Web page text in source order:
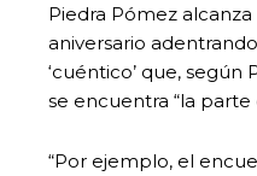
Piedra Pómez
aniversario
‘cuéntico’ que, según
se encuentra “la
“Por ejemplo, el